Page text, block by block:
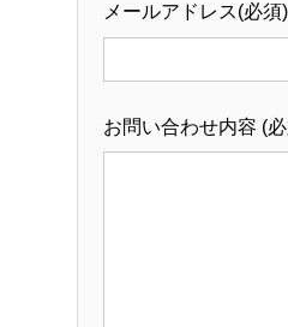
メールアドレス(必須)
お問い合わせ内容 (